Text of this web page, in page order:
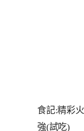
食記:精彩
強(試吃)